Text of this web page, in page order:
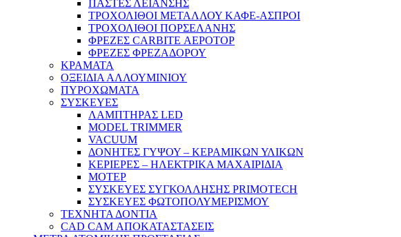
ΠΑΣΤΕΣ ΛΕΙΑΝΣΗΣ
ΤΡΟΧΟΛΙΘΟΙ ΜΕΤΑΛΛΟΥ ΚΑΦΕ-ΑΣΠΡΟΙ
ΤΡΟΧΟΛΙΘΟΙ ΠΟΡΣΕΛΑΝΗΣ
ΦΡΕΖΕΣ CARBITE ΑΕΡΟΤΟΡ
ΦΡΕΖΕΣ ΦΡΕΖΑΔΟΡΟΥ
ΚΡΑΜΑΤΑ
ΟΞΕΙΔΙΑ ΑΛΛΟΥΜΙΝΙΟΥ
ΠΥΡΟΧΩΜΑΤΑ
ΣΥΣΚΕΥΕΣ
ΛΑΜΠΤΗΡΑΣ LED
MODEL TRIMMER
VACUUM
ΔΟΝΗΤΕΣ ΓΥΨΟΥ – ΚΕΡΑΜΙΚΩΝ ΥΛΙΚΩΝ
ΚΕΡΙΕΡΕΣ – ΗΛΕΚΤΡΙΚΑ ΜΑΧΑΙΡΙΔΙΑ
ΜΟΤΕΡ
ΣΥΣΚΕΥΕΣ ΣΥΓΚΟΛΛΗΣΗΣ PRIMOTECH
ΣΥΣΚΕΥΕΣ ΦΩΤΟΠΟΛΥΜΕΡΙΣΜΟΥ
ΤΕΧΝΗΤΑ ΔΟΝΤΙΑ
CAD CAM ΑΠΟΚΑΤΑΣΤΑΣΕΙΣ